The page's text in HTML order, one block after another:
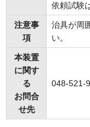
依頼試験
注意事
項
治具が周
い。
本装置
に関す
る
お問合
せ先
048-521-